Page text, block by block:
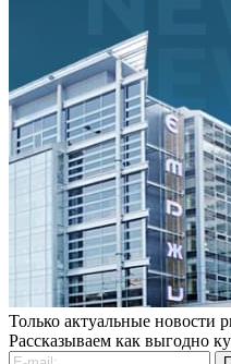
Только актуальные новости
Рассказываем как выгодно